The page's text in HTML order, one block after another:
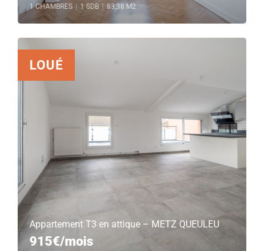
1 CHAMBRES 1 SDB | 83,38 M2
LOUÉ
Appartement T3 en attique – METZ QUEULEU
915€/mois